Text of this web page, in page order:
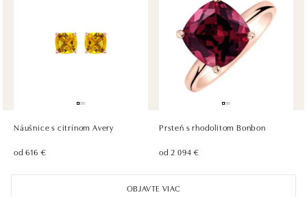
tel.: +420604389337
zajtra otvorené od 10:00
ALOve Westfield Černý most, Praha 9
Chlumecká 765/6, 198 19 Praha 9
zajtra otvorené od 09:00
ALOve Westfield, Praha 4 - Chodov
Roztylská 2321/19, 148 00 Praha 4 - Chodov
OBJAVTE VIAC
Náušnice s citrínom Avery
od 616 €
Prsteň s rhodolitom Bonbon
od 2 094 €